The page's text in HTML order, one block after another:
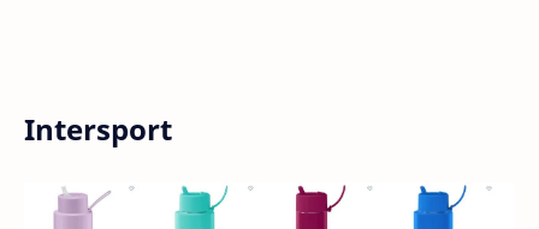
Intersport